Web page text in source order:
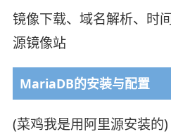
镜像下载、域名解析、时
源镜像站
MariaDB的安装与配置
(菜鸡我是用阿里源安装的)